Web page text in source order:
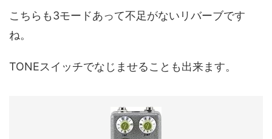
こちらも3モードあって不足がないリバーブです
ね。
TONEスイッチでなじませることも出来ます。